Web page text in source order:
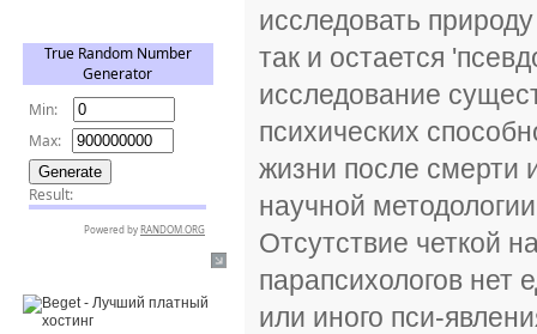
исследовать
так и остается
исследование
психических
жизни после смерти
научной
Отсутствие четкой
парапсихологов нет
или иного пси-